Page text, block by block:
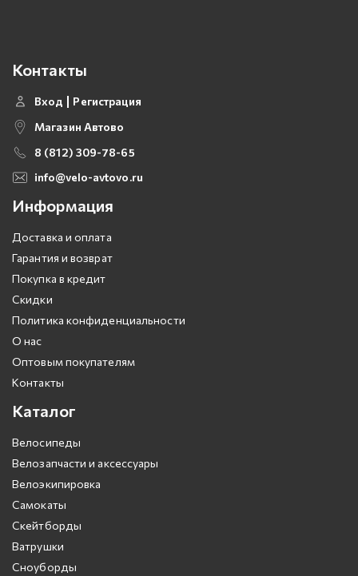
Контакты
Вход
Регистрация
Магазин Автово
8 (812) 309-78-65
info@velo-avtovo.ru
Информация
Доставка и оплата
Гарантия и возврат
Покупка в кредит
Скидки
Политика конфиденциальности
О нас
Оптовым покупателям
Контакты
Каталог
Велосипеды
Велозапчасти и аксессуары
Велоэкипировка
Самокаты
Скейтборды
Ватрушки
Сноуборды